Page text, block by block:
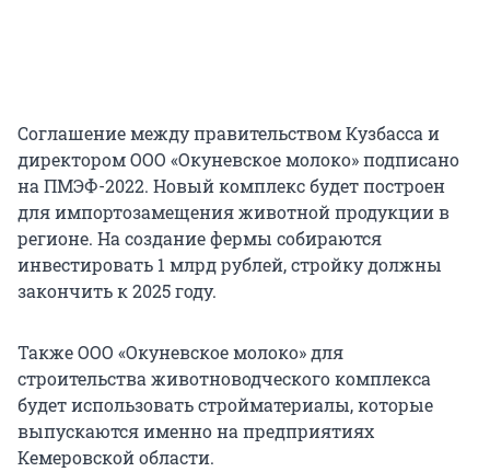
Соглашение между правительством Кузбасса и
директором ООО «Окуневское молоко» подписано
на ПМЭФ-2022. Новый комплекс будет построен
для импортозамещения животной продукции в
регионе. На создание фермы собираются
инвестировать 1 млрд рублей, стройку должны
закончить к 2025 году.
Также ООО «Окуневское молоко» для
строительства животноводческого комплекса
будет использовать стройматериалы, которые
выпускаются именно на предприятиях
Кемеровской области.